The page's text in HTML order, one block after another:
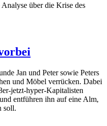
über die Krise des
Jan und Peter sowie Peters
und Möbel verrücken. Dabei
jetzt-hyper-Kapitalisten
entführen ihn auf eine Alm,
soll.